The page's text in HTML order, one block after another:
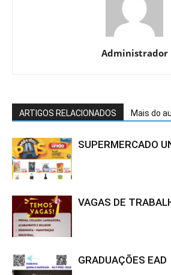
Administrador
ARTIGOS RELACIONADOS Mais do
SUPERMERCADO
VAGAS DE
GRADUAÇÕES EAD